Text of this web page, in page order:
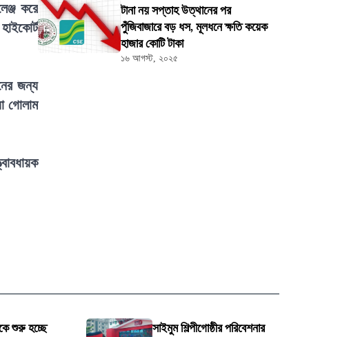
করে
জন্য
গোলাম
টানা নয় সপ্তাহ উত্থানের পর
পুঁজিবাজারে বড় ধস, মূলধনে ক্ষতি কয়েক
হাজার কোটি টাকা
১৬ আগস্ট, ২০২৫
শুরু হচ্ছে
সাইমুম শিল্পীগোষ্ঠীর পরিবেশনার